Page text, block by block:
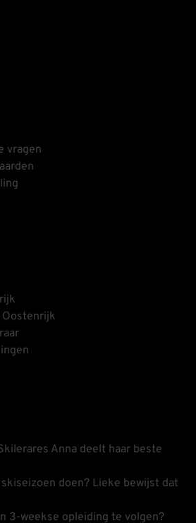
vragen
Oostenrijk
Anna deelt haar beste
doen? Lieke bewijst dat
3-weekse opleiding te volgen?